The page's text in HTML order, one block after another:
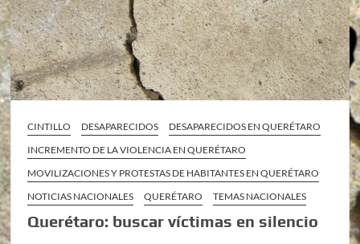
CINTILLO DESAPARECIDOS
DESAPARECIDOS EN QUERÉTARO
INCREMENTO DE LA VIOLENCIA EN QUERÉTARO
MOVILIZACIONES Y PROTESTAS DE HABITANTES EN QUERÉTARO
NOTICIAS NACIONALES
QUERÉTARO TEMAS NACIONALES
Querétaro: buscar víctimas en silencio